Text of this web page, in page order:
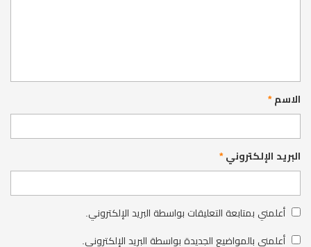
الاسم*
البريد الإلكتروني*
أعلمني بمتابعة التعليقات بواسطة البريد الإلكتروني.
أعلمني بالمواضيع الجديدة بواسطة البريد الإلكتروني.